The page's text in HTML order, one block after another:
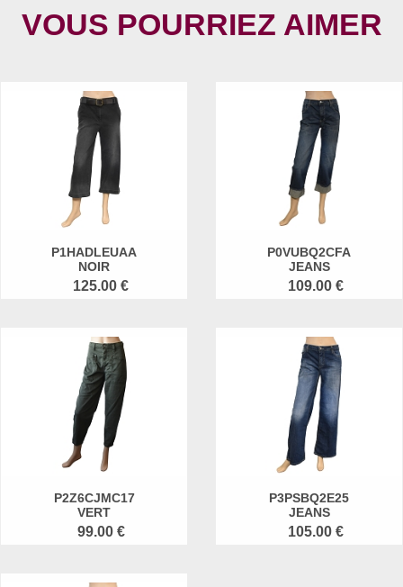
VOUS POURRIEZ AIMER
P1HADLEUAA
NOIR
125.00 €
P0VUBQ2CFA
JEANS
109.00 €
P2Z6CJMC17
VERT
99.00 €
P3PSBQ2E25
JEANS
105.00 €